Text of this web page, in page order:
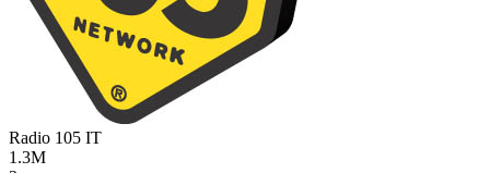
Radio 105 IT
1.3M